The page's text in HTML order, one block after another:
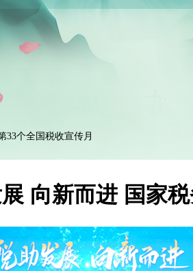
33个全国税收宣传月
向新而进 国家